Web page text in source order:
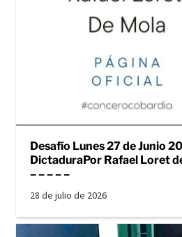
Desafío Lunes 27 de Junio
DictaduraPor Rafael Loret de
– – – – –
28 de julio de 2026